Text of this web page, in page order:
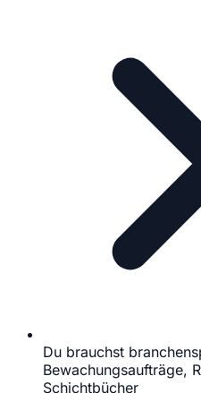
Du brauchst
Bewachungsaufträge,
Schichtbücher